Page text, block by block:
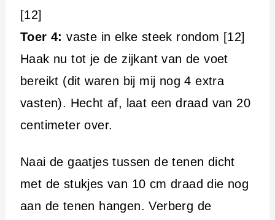
[12]
Toer 4:vaste in elke steek rondom [12]
Haak nu tot je de zijkant van de voet
bereikt (dit waren bij mij nog 4 extra
vasten). Hecht af, laat een draad van 20
centimeter over.
Naai de gaatjes tussen de tenen dicht
met de stukjes van 10 cm draad die nog
aan de tenen hangen. Verberg de